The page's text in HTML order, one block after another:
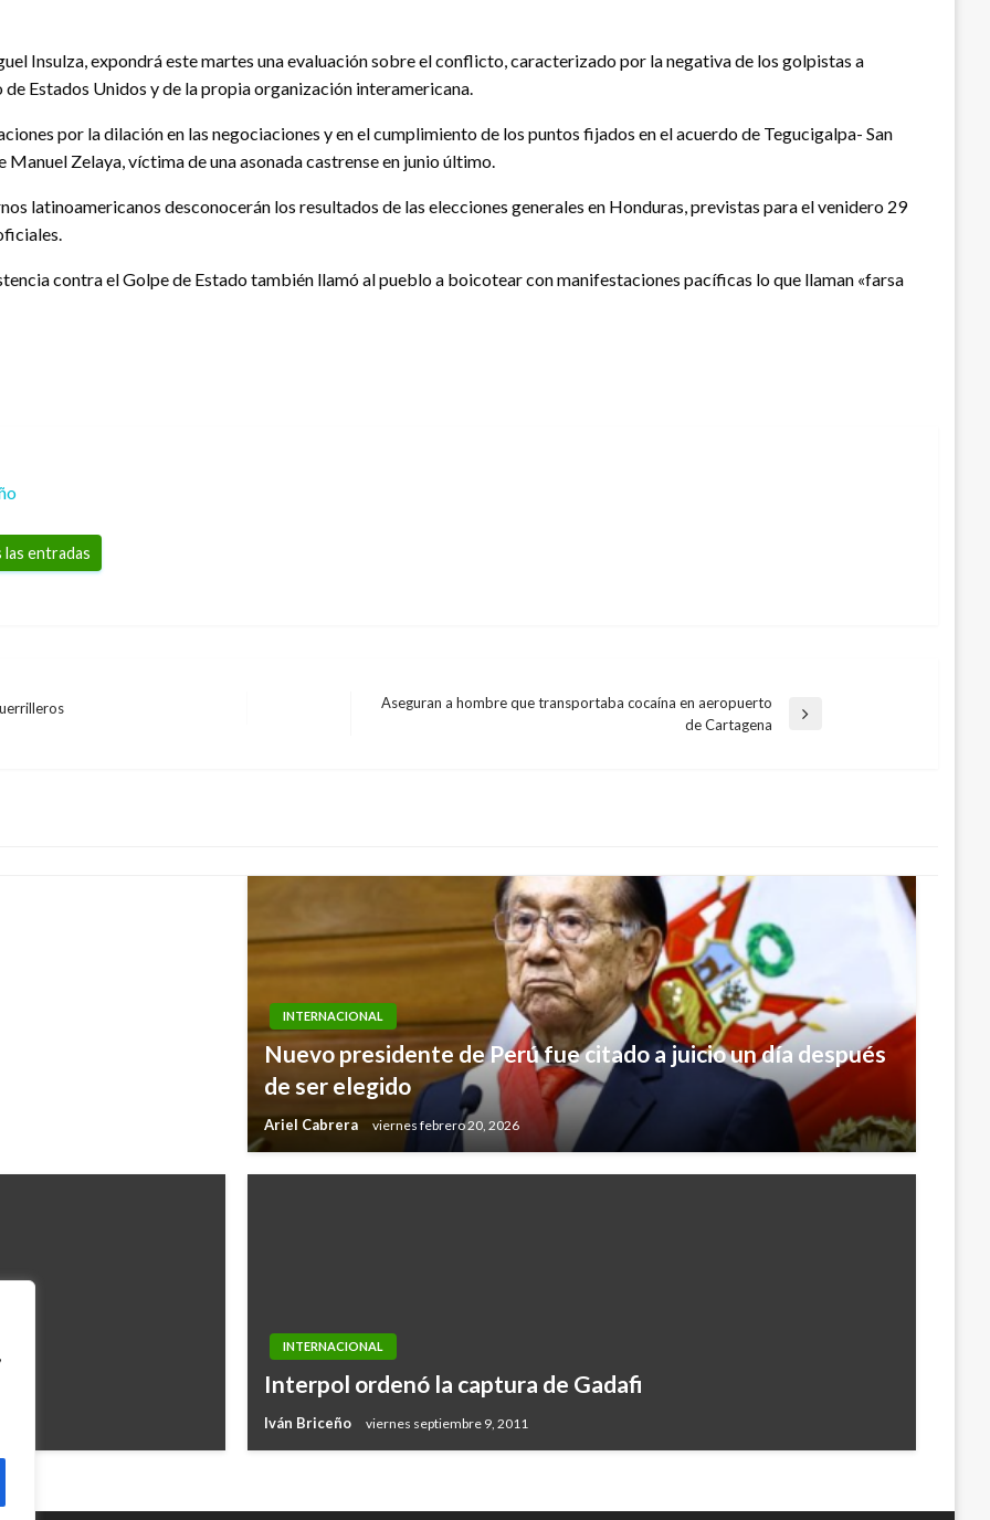
Insulza, expondrá este martes una evaluación sobre el conflicto, caracterizado por la negativa de los golpistas a
Estados Unidos y de la propia organización interamericana.
por la dilación en las negociaciones y en el cumplimiento de los puntos fijados en el acuerdo de Tegucigalpa- San
Zelaya, víctima de una asonada castrense en junio último.
latinoamericanos desconocerán los resultados de las elecciones generales en Honduras, previstas para el venidero 29
contra el Golpe de Estado también llamó al pueblo a boicotear con manifestaciones pacíficas lo que llaman «farsa
entradas
Aseguran a hombre que transportaba cocaína en aeropuerto
de Cartagena
INTERNACIONAL
Nuevo presidente de Perú fue citado a juicio un día después
de ser elegido
Ariel Cabrera viernes febrero 20, 2026
INTERNACIONAL
Interpol ordenó la captura de Gadafi
Iván Briceño viernes septiembre 9, 2011